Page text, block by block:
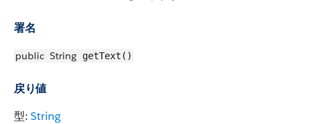
署名
public String getText()
戻り値
型: String